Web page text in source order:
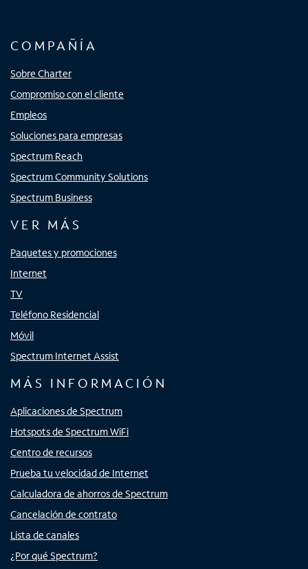
COMPAÑÍA
Sobre Charter
Compromiso con el cliente
Empleos
Soluciones para empresas
Spectrum Reach
Spectrum Community Solutions
Spectrum Business
VER MÁS
Paquetes y promociones
Internet
TV
Teléfono Residencial
Móvil
Spectrum Internet Assist
MÁS INFORMACIÓN
Aplicaciones de Spectrum
Hotspots de Spectrum WiFi
Centro de recursos
Prueba tu velocidad de Internet
Calculadora de ahorros de Spectrum
Cancelación de contrato
Lista de canales
¿Por qué Spectrum?